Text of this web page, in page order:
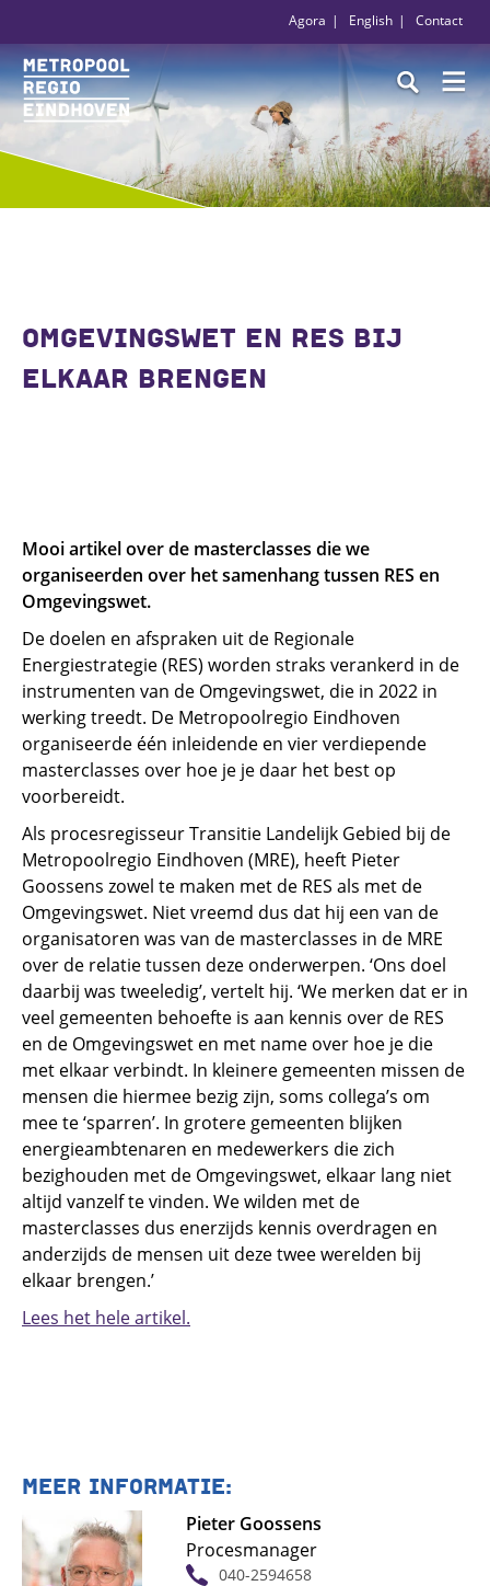
Agora English Contact
OMGEVINGSWET EN RES BIJ
ELKAAR BRENGEN
Mooi artikel over de masterclasses die we
organiseerden over het samenhang tussen RES en
Omgevingswet.
De doelen en afspraken uit de Regionale
Energiestrategie (RES) worden straks verankerd in de
instrumenten van de Omgevingswet, die in 2022 in
werking treedt. De Metropoolregio Eindhoven
organiseerde één inleidende en vier verdiepende
masterclasses over hoe je je daar het best op
voorbereidt.
Als procesregisseur Transitie Landelijk Gebied bij de
Metropoolregio Eindhoven (MRE), heeft Pieter
Goossens zowel te maken met de RES als met de
Omgevingswet. Niet vreemd dus dat hij een van de
organisatoren was van de masterclasses in de MRE
over de relatie tussen deze onderwerpen. ‘Ons doel
daarbij was tweeledig’, vertelt hij. ‘We merken dat er in
veel gemeenten behoefte is aan kennis over de RES
en de Omgevingswet en met name over hoe je die
met elkaar verbindt. In kleinere gemeenten missen de
mensen die hiermee bezig zijn, soms collega’s om
mee te ‘sparren’. In grotere gemeenten blijken
energieambtenaren en medewerkers die zich
bezighouden met de Omgevingswet, elkaar lang niet
altijd vanzelf te vinden. We wilden met de
masterclasses dus enerzijds kennis overdragen en
anderzijds de mensen uit deze twee werelden bij
elkaar brengen.’
Lees het hele artikel.
MEER INFORMATIE:
Pieter Goossens
Procesmanager
040-2594658